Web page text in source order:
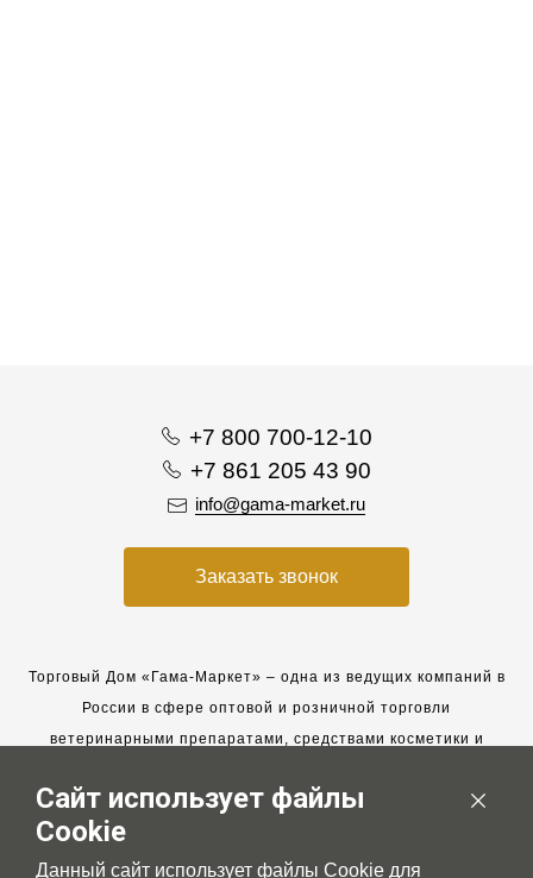
+7 800 700-12-10
+7 861 205 43 90
info@gama-market.ru
Заказать звонок
Торговый Дом «Гама-Маркет» – одна из ведущих компаний в
России в сфере оптовой и розничной торговли
ветеринарными препаратами, средствами косметики и
Мы работаем с 2005 года. Мы приглашаем к сотрудничеству
новых клиентов и всегда рассчитываем на взаимовыгодные,
долгосрочные партнерские отношения.
Сайт использует файлы
Cookie
Данный сайт использует файлы Cookie для